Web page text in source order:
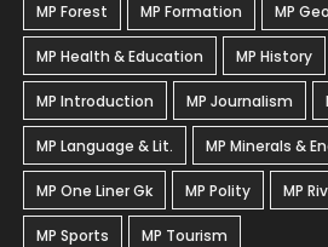
MP Forest MP Formation MP
MP Health & Education MP History
MP Introduction MP Journalism
MP Language & Lit. MP Minerals &
MP One Liner Gk MP Polity MP
MP Sports MP Tourism